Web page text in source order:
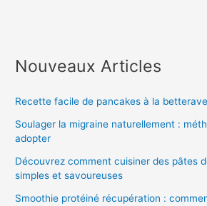
Nouveaux Articles
Recette facile de pancakes à la
Soulager la migraine naturellement :
adopter
Découvrez comment cuisiner des pâtes
simples et savoureuses
Smoothie protéiné récupération :